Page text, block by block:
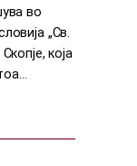
во
„Св.
која